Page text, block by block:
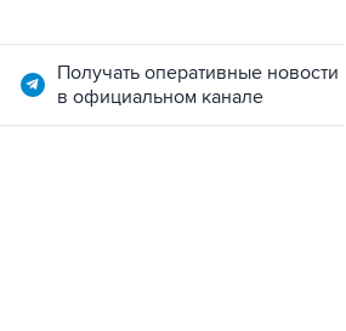
Получать оперативные новости
в официальном канале